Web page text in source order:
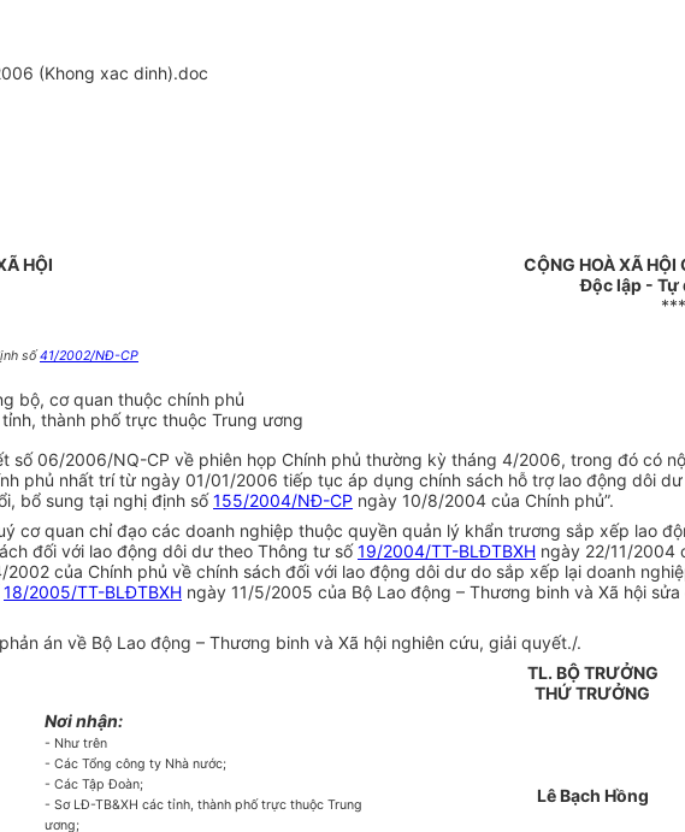
(Khong xac dinh).doc
HỘI
CỘNG HOÀ XÃ
Độc lập - Tự
số41/2002/NĐ-CP
bộ, cơ quan thuộc chính phủ
thành phố trực thuộc Trung ương
số 06/2006/NQ-CP về phiên họp Chính phủ thường kỳ tháng 4/2006, trong đó có
phủ nhất trí từ ngày 01/01/2006 tiếp tục áp dụng chính sách hỗ trợ lao động dôi
bổ sung tại nghị định số155/2004/NĐ-CP ngày 10/8/2004 của Chính phủ”.
cơ quan chỉ đạo các doanh nghiệp thuộc quyền quản lý khẩn trương sắp xếp lao
đối với lao động dôi dư theo Thông tư số19/2004/TT-BLĐTBXH ngày 22/11/2004
2002 của Chính phủ về chính sách đối với lao động dôi dư do sắp xếp lại doanh
18/2005/TT-BLĐTBXH ngày 11/5/2005 của Bộ Lao động – Thương binh và Xã hội
án về Bộ Lao động – Thương binh và Xã hội nghiên cứu, giải quyết./.
Nơi nhận:
- Như trên
- Các Tổng công ty Nhà nước;
- Các Tập Đoàn;
- Sơ LĐ-TB&XH các tỉnh, thành phố trực thuộc Trung
ương;
TL. BỘ TRƯỞNG
THỨ TRƯỞNG
Lê Bạch Hồng